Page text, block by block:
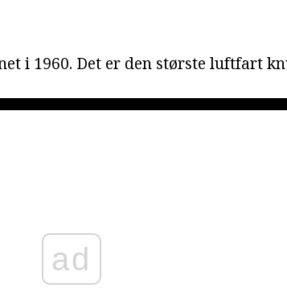
i 1960. Det er den største luftfart
ad